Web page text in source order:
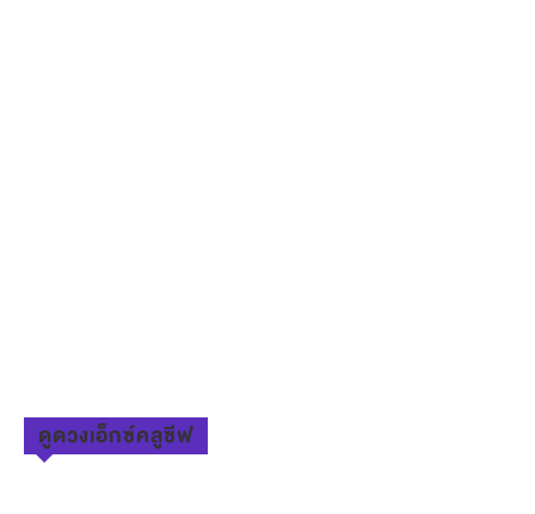
ดูดวงเอ็กซ์คลูซีฟ